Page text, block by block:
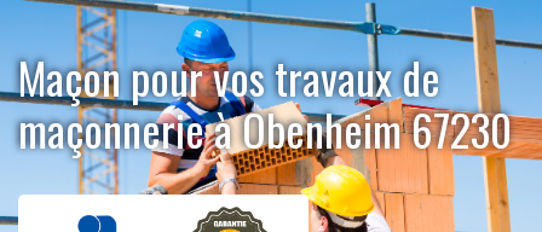
Maçon pour vos travaux de
maçonnerie à Obenheim 67230